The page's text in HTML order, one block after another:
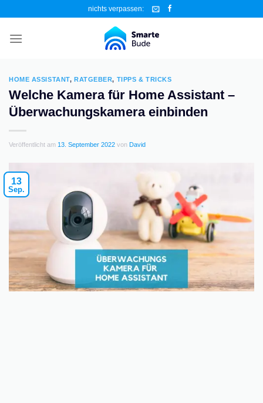
springen
nichts verpassen:
HOME ASSISTANT, RATGEBER, TIPPS & TRICKS
Welche Kamera für Home Assistant –
Überwachungskamera einbinden
Veröffentlicht am 13. September 2022 von David
13
Sep.